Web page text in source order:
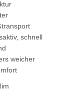
schnell
weicher